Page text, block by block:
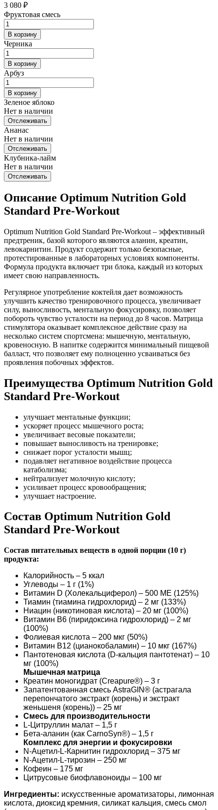
3 080 ₽
Фруктовая смесь
В корзину
Черника
В корзину
Арбуз
В корзину
Зеленое яблоко
Нет в наличии
Отслеживать
Ананас
Нет в наличии
Отслеживать
Клубника-лайм
Нет в наличии
Отслеживать
Описание Optimum Nutrition Gold
Standard Pre-Workout
Optimum Nutrition Gold Standard Pre-Workout – эффективный
предтреник, базой которого являются аланин, креатин,
левокарнитин. Продукт содержит только безопасные,
протестированные в лабораторных условиях компоненты.
Формула продукта включает три блока, каждый из которых
имеет свою направленность.
Регулярное употребление коктейля дает возможность
улучшить качество тренировочного процесса, увеличивает
силу, выносливость, ментальную фокусировку, позволяет
побороть чувство усталости на период до 8 часов. Матрица
стимулятора оказывает комплексное действие сразу на
несколько систем спортсмена: мышечную, ментальную,
кровеносную. В напитке содержится минимальный пищевой
балласт, что позволяет ему полноценно усваиваться без
проявления побочных эффектов.
Преимущества Optimum Nutrition Gold
Standard Pre-Workout
улучшает ментальные функции;
ускоряет процесс мышечного роста;
увеличивает весовые показатели;
повышает выносливость на тренировке;
снижает порог усталости мышц;
подавляет негативное воздействие процесса
катаболизма;
нейтрализует молочную кислоту;
усиливает процесс кровообращения;
улучшает настроение.
Состав Optimum Nutrition Gold
Standard Pre-Workout
Состав питательных веществ в одной порции (10 г)
продукта:
Калорийность – 5 ккал
Углеводы – 1 г (1%)
Витамин D (Холекальциферол) – 500 МЕ (125%)
Тиамин (тиамина гидрохлорид) – 2 мг (133%)
Ниацин (никотиновая кислота) – 20 мг (100%)
Витамин В6 (пиридоксина гидрохлорид) – 2 мг
(100%)
Фолиевая кислота – 200 мкг (50%)
Витамин В12 (цианокобаламин) – 10 мкг (167%)
Пантотеновая кислота (D-кальция пантотенат) – 10
мг (100%)
Мышечная матрица
Креатин моногидрат (Creapure®) – 3 г
Запатентованная смесь AstraGIN® (астрагала
перепончатого экстракт (корень) и экстракт
женьшеня (корень)) – 25 мг
Смесь для производительности
L-Цитруллин малат – 1,5 г
Бета-аланин (как CarnoSyn®) – 1,5 г
Комплекс для энергии и фокусировки
N-Ацетил-L-Карнитин гидрохлорид – 375 мг
N-Ацетил-L-тирозин – 250 мг
Кофеин – 175 мг
Цитрусовые биофлавоноиды – 100 мг
Ингредиенты: искусственные ароматизаторы, лимонная
кислота, диоксид кремния, силикат кальция, смесь смол